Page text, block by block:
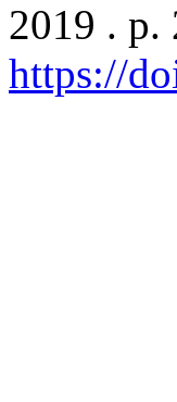
2019 . p.
https://